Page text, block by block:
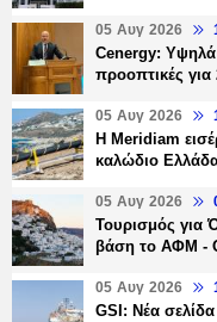
05 Αυγ 2026
Cenergy: Υψηλά
προοπτικές για
05 Αυγ 2026
Η Meridiam
καλώδιο
05 Αυγ 2026
Τουρισμός για
βάση το ΑΦΜ -
05 Αυγ 2026
GSI: Νέα